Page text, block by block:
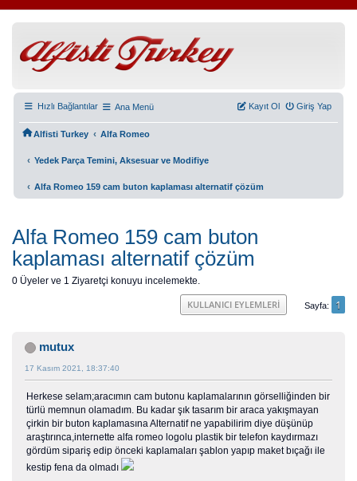
Hızlı Bağlantılar Ana Menü Giriş Yap
Kayıt Ol
Alfisti Turkey ‹ Alfa Romeo
‹ Yedek Parça Temini, Aksesuar ve Modifiye
‹ Alfa Romeo 159 cam buton kaplaması alternatif çözüm
Alfa Romeo 159 cam buton
kaplaması alternatif çözüm
0 Üyeler ve 1 Ziyaretçi konuyu incelemekte.
Sayfa 1
KULLANICI EYLEMLERI
mutux
17 Kasım 2021, 18:37:40
Herkese selam;aracımın cam butonu kaplamalarının görselliğinden bir
türlü memnun olamadım. Bu kadar şık tasarım bir araca yakışmayan
çirkin bir buton kaplamasına Alternatif ne yapabilirim diye düşünüp
araştırınca,internette alfa romeo logolu plastik bir telefon kaydırmazı
gördüm sipariş edip önceki kaplamaları şablon yapıp maket bıçağı ile
kestip fena da olmadı